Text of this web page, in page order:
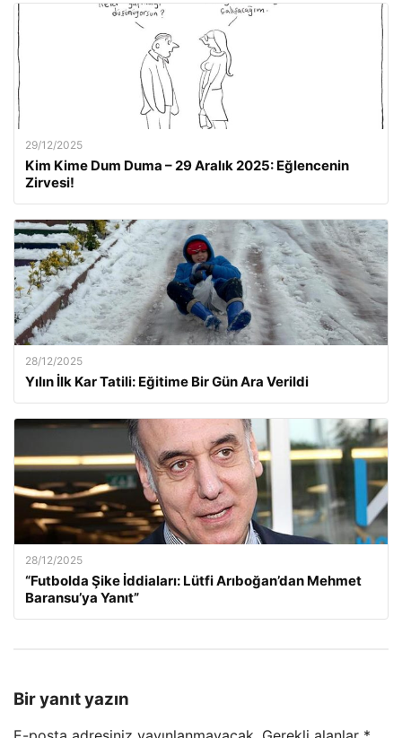
29/12/2025
Kim Kime Dum Duma – 29 Aralık 2025: Eğlencenin
Zirvesi!
28/12/2025
Yılın İlk Kar Tatili: Eğitime Bir Gün Ara Verildi
28/12/2025
“Futbolda Şike İddiaları: Lütfi Arıboğan’dan Mehmet
Baransu’ya Yanıt”
Bir yanıt yazın